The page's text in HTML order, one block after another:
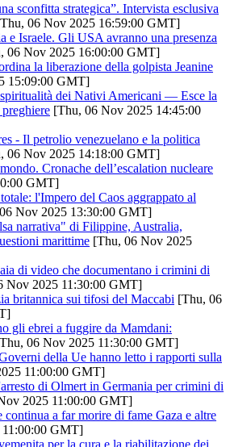
sconfitta strategica”. Intervista esclusiva
06 Nov 2025 16:59:00 GMT]
e Israele. Gli USA avranno una presenza
06 Nov 2025 16:00:00 GMT]
la liberazione della golpista Jeanine
15:09:00 GMT]
dei Nativi Americani — Esce la
[Thu, 06 Nov 2025 14:45:00
- Il petrolio venezuelano e la politica
06 Nov 2025 14:18:00 GMT]
Cronache dell’escalation nucleare
GMT]
l'Impero del Caos aggrappato al
Nov 2025 13:30:00 GMT]
narrativa" di Filippine, Australia,
marittime [Thu, 06 Nov 2025
di video che documentano i crimini di
Nov 2025 11:30:00 GMT]
britannica sui tifosi del Maccabi [Thu, 06
gli ebrei a fuggire da Mamdani:
06 Nov 2025 11:30:00 GMT]
della Ue hanno letto i rapporti sulla
11:00:00 GMT]
di Olmert in Germania per crimini di
2025 11:00:00 GMT]
continua a far morire di fame Gaza e altre
GMT]
per la cura e la riabilitazione dei